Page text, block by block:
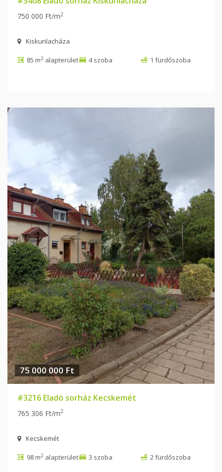
750 000 Ft/m2
Kiskunlacháza
85 m2 alapterület 4 szoba 1 fürdőszoba
75 000 000 Ft
#3216 Eladó sorház Kecskemét
765 306 Ft/m2
Kecskemét
98 m2 alapterület 3 szoba 2 fürdőszoba